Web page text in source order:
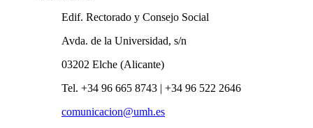
Edif. Rectorado y Consejo Social
Avda. de la Universidad, s/n
03202 Elche (Alicante)
Tel. +34 96 665 8743 | +34 96 522 2646
comunicacion@umh.es